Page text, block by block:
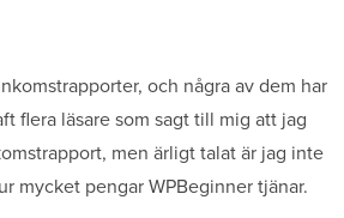
och några av dem har
flera läsare som sagt till mig att jag
men ärligt talat är jag inte
mycket pengar WPBeginner tjänar.